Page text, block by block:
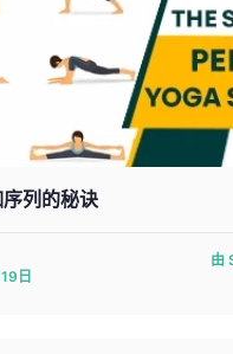
列的秘诀
日
由